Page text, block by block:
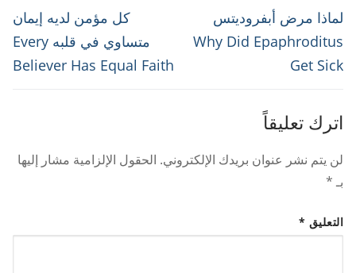
المقالات
Previous
post:
لماذا مرض أبفروديتس
Why Did Epaphroditus
Get Sick
Next
post:
كل مؤمن لديه إيمان
متساوي في قلبه Every
Believer Has Equal Faith
اترك تعليقاً
لن يتم نشر عنوان بريدك الإلكتروني. الحقول الإلزامية مشار إليها
بـ*
التعليق *